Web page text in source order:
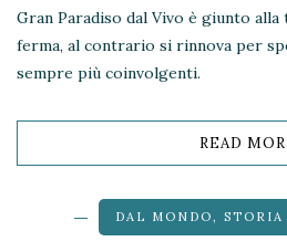
Gran Paradiso dal Vivo è giunto
ferma, al contrario si rinnova per
sempre più coinvolgenti.
READ
DAL MONDO , STORIA